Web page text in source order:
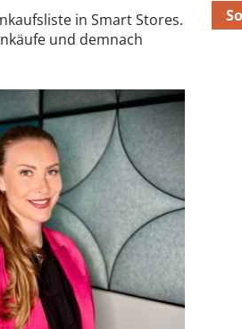
in Smart Stores.
und demnach